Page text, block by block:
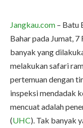
Jangkau.com – Batu
Bahar pada Jumat,
banyak yang
melakukan safari
pertemuan dengan
inspeksi mendadak
mencuat adalah
(UHC). Tak banyak